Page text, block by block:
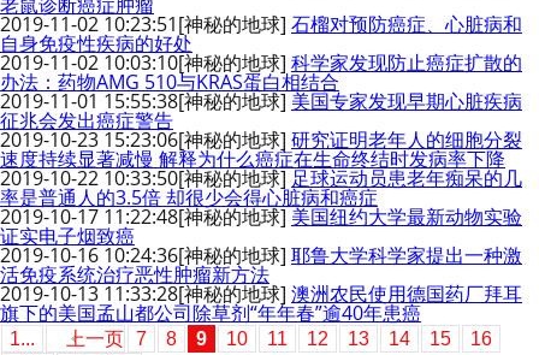
2019-11-02 10:23:51[神秘的地球] 石榴对预防癌症、心脏病和
自身免疫性疾病的好处
2019-11-02 10:03:10[神秘的地球] 科学家发现防止癌症扩散的
办法：药物AMG 510与KRAS蛋白相结合
2019-11-01 15:55:38[神秘的地球] 美国专家发现早期心脏疾病
征兆会发出癌症警告
2019-10-23 15:23:06[神秘的地球] 研究证明老年人的细胞分裂
速度持续显著减慢 解释为什么癌症在生命终结时发病率下降
2019-10-22 10:33:50[神秘的地球] 足球运动员患老年痴呆的几
率是普通人的3.5倍 却很少会得心脏病和癌症
2019-10-17 11:22:48[神秘的地球]美国纽约大学最新动物实验
证实电子烟致癌
2019-10-16 10:24:36[神秘的地球] 耶鲁大学科学家提出一种激
活免疫系统治疗恶性肿瘤新方法
2019-10-13 11:33:28[神秘的地球] 澳洲农民使用德国药厂拜耳
旗下的美国孟山都公司除草剂“年年春”逾40年患癌
1... 上一页 7 8 9 10 11 12 13 14 15
16